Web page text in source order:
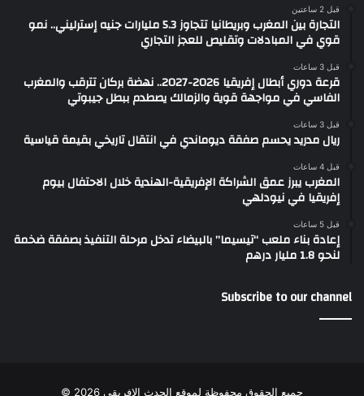
قبل 2 ساعتين
التجارة بين المغرب وبريطانيا تتجاوز 5.3 مليارات جنيه إسترليني.. نمو
قوي في المبادلات وتقليص للعجز التجاري
قبل 3 ساعات
قرعة دوري أبطال إفريقيا 2026-2027.. نهضة بركان تترقب والمغرب
الفاسي في مواجهة قوية والزمالك يصطدم ببطل جيبوتي
قبل 3 ساعات
ريال مدريد يحسم صفقة ديوماندي في انتقال تاريخي بقيمة قياسية
قبل 4 ساعات
المغرب يبرز عمق الشراكة الإفريقية-الهندية خلال الاحتفال بيوم
إفريقيا في نيودلهي
قبل 5 ساعات
إعادة بناء ملعب “تيسيما” بالبيضاء تدخل مرحلة التنفيذ بصفقة ضخمة
لنحو 1.8 مليار درهم
Subscribe to our channel
جميع الحقوق محفوظة لموقع الحدث الإفريقي 2026 ©